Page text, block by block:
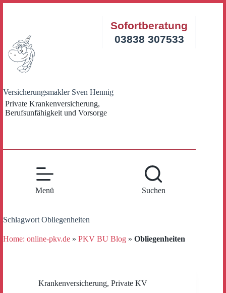
Versicherungsmakler Sven Hennig
Private Krankenversicherung,
Berufsunfähigkeit und Vorsorge
Sofortberatung
03838 307533
Menü Suchen
Schlagwort Obliegenheiten
Home: online-pkv.de » PKV BU Blog » Obliegenheiten
Krankenversicherung, Private KV